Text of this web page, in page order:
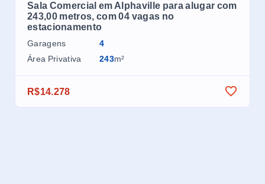
Sala Comercial em Alphaville para alugar com
243,00 metros, com 04 vagas no
estacionamento
Garagens
4
Área Privativa
243m²
R$14.278